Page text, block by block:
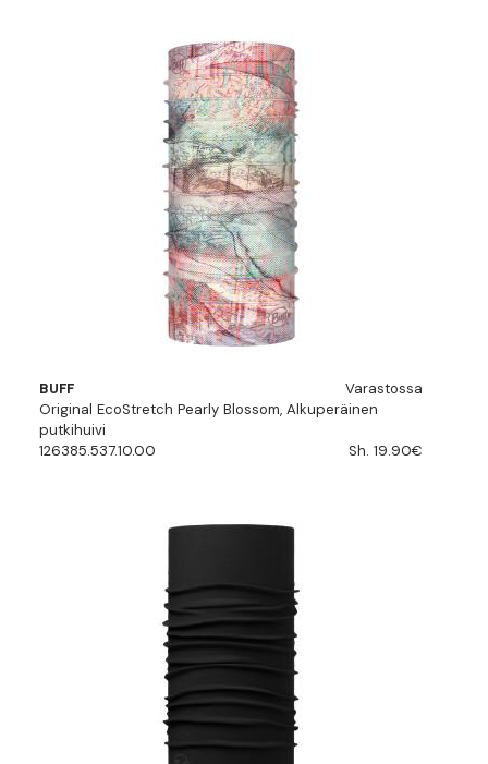
BUFF
Varastossa
Original EcoStretch Pearly Blossom, Alkuperäinen
putkihuivi
126385.537.10.00
Sh. 19.90€